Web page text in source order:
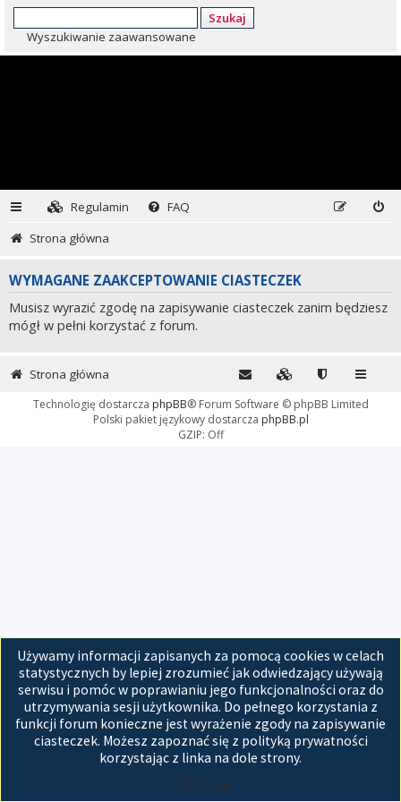
Szukaj
Wyszukiwanie zaawansowane
Regulamin
FAQ
Strona główna
WYMAGANE ZAAKCEPTOWANIE CIASTECZEK
Musisz wyrazić zgodę na zapisywanie ciasteczek zanim będziesz
mógł w pełni korzystać z forum.
Używamy informacji zapisanych za pomocą cookies w celach
statystycznych by lepiej zrozumieć jak odwiedzający używają
serwisu i pomóc w poprawianiu jego funkcjonalności oraz do
utrzymywania sesji użytkownika. Do pełnego korzystania z
funkcji forum konieczne jest wyrażenie zgody na zapisywanie
ciasteczek. Możesz zapoznać się z polityką prywatności
korzystając z linka na dole strony.
Akceptuję
Strona główna
Technologię dostarcza phpBB® Forum Software © phpBB Limited
Polski pakiet językowy dostarcza phpBB.pl
GZIP: Off